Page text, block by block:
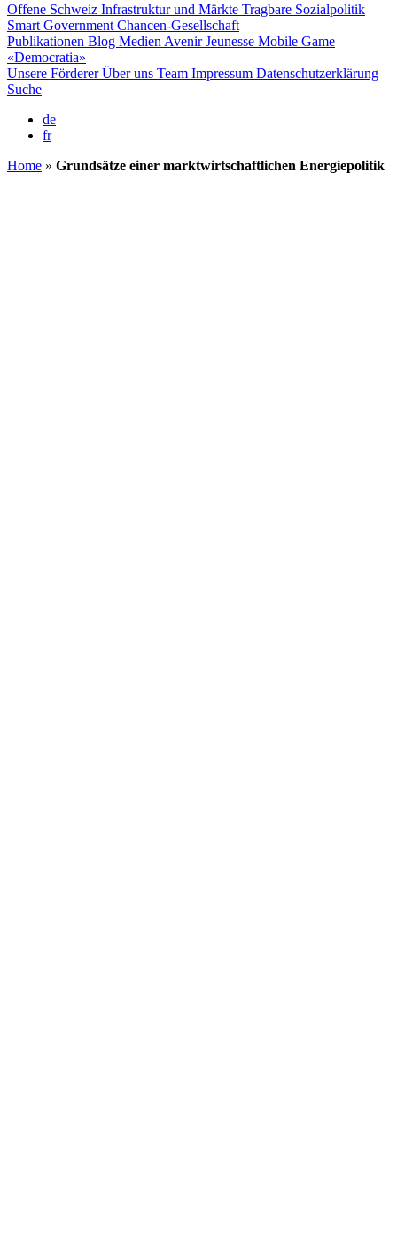
Offene Schweiz Infrastruktur und Märkte Tragbare Sozialpolitik
Smart Government Chancen-Gesellschaft
Publikationen Blog Medien Avenir Jeunesse Mobile Game
«Democratia»
Unsere FördererÜber uns Team Impressum Datenschutzerklärung
Suche
de
fr
Home » Grundsätze einer marktwirtschaftlichen Energiepolitik